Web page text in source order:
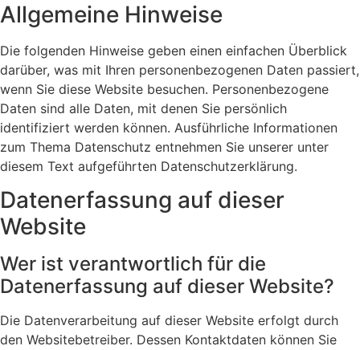
Allgemeine Hinweise
Die folgenden Hinweise geben einen einfachen Überblick
darüber, was mit Ihren personenbezogenen Daten passiert,
wenn Sie diese Website besuchen. Personenbezogene
Daten sind alle Daten, mit denen Sie persönlich
identifiziert werden können. Ausführliche Informationen
zum Thema Datenschutz entnehmen Sie unserer unter
diesem Text aufgeführten Datenschutzerklärung.
Datenerfassung auf dieser
Website
Wer ist verantwortlich für die
Datenerfassung auf dieser Website?
Die Datenverarbeitung auf dieser Website erfolgt durch
den Websitebetreiber. Dessen Kontaktdaten können Sie